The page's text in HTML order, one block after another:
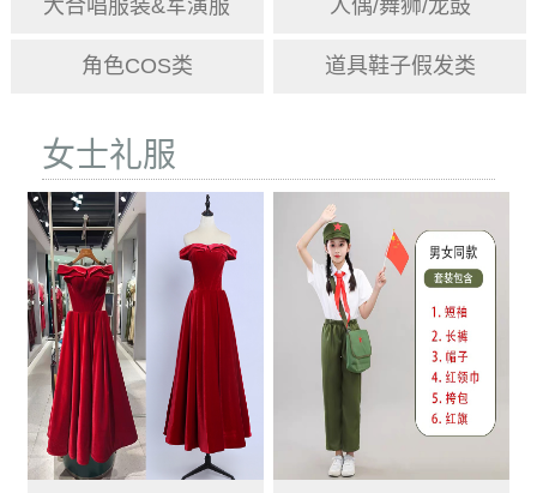
大合唱服装&军演服 人偶/舞狮/龙鼓
角色COS类 道具鞋子假发类
女士礼服